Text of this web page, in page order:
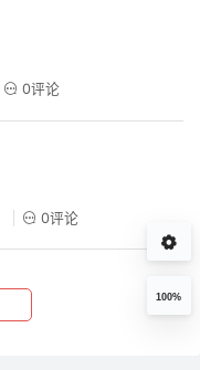
0评论
0评论
100%